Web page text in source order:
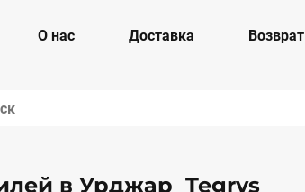
О нас Доставка Возврат
в Урджар Tegrys